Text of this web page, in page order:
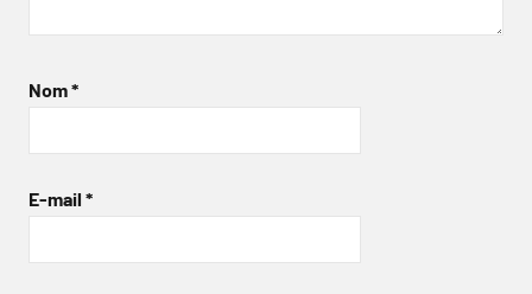
Nom*
E-mail *